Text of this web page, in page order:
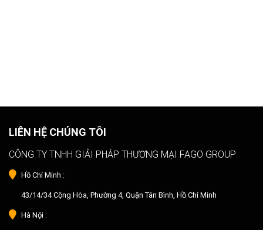
LIÊN HỆ CHÚNG TÔI
CÔNG TY TNHH GIẢI PHÁP THƯƠNG MẠI FAGO GROUP
Hồ Chí Minh :
43/14/34 Cộng Hòa, Phường 4, Quận Tân Bình, Hồ Chí Minh
Hà Nội :